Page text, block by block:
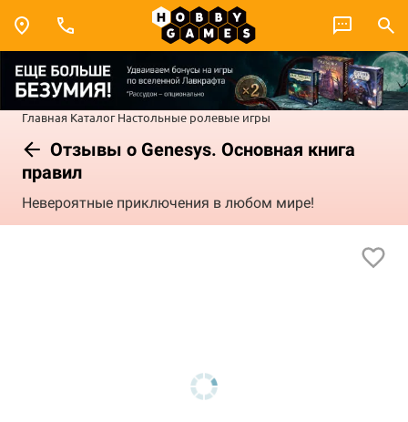
Главная Каталог Настольные ролевые игры
Отзывы о Genesys. Основная книга
правил
Невероятные приключения в любом мире!